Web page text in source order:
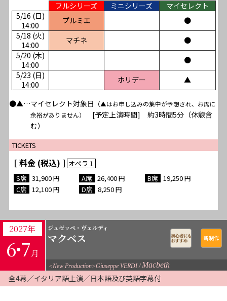
フルシリーズ ミニシリーズ
マイセレクト
5/16 (日)
14:00
プルミエ
●
5/18 (火)
14:00
マチネ
●
5/20 (木)
14:00
●
5/23 (日)
14:00
ホリデー ▲
●▲…マイセレクト対象日 （▲はお申し込みの集中が予想され、お席に
余裕がありません）
[予定上演時間] 約3時間5分（休憩含
む）
TICKETS
[ 料金 (税込) ]
31,900 26,400
19,250
12,100
8,250
2027年
6･7月
ジュゼッペ・ヴェルディ
マクベス
<New Production>Giuseppe VERDI Macbeth
全4幕／イタリア語上演／日本語及び英語字幕付